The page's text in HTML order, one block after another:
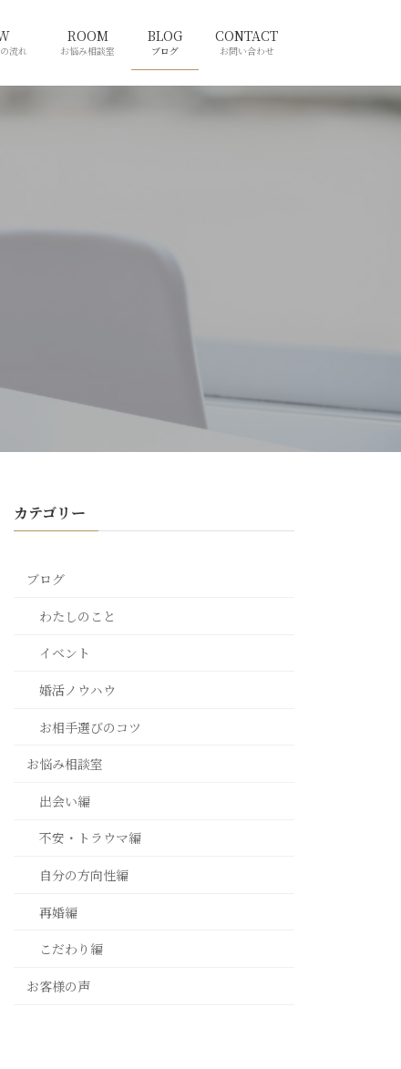
流れ
ROOM
お悩み相談室
BLOG
ブログ
CONTACT
お問い合わせ
カテゴリー
ブログ
わたしのこと
イベント
婚活ノウハウ
お相手選びのコツ
お悩み相談室
出会い編
不安・トラウマ編
自分の方向性編
再婚編
こだわり編
お客様の声